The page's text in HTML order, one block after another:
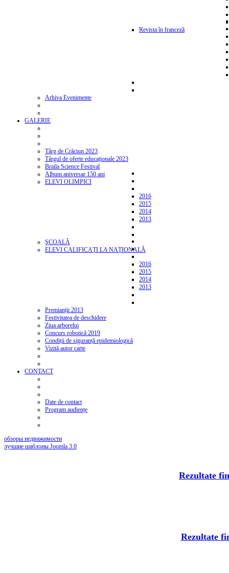
Revista în franceză
Arhiva Evenimente
GALERIE
Târg de Crăciun 2023
Târgul de oferte educaționale 2023
Braila Science Festival
Album aniversar 150 ani
ELEVI OLIMPICI
2016
2015
2014
2013
ŞCOALĂ
ELEVI CALIFICAȚI LA NAȚIONALĂ
2016
2015
2014
2013
Premianții 2013
Festivitatea de deschidere
Ziua arborelui
Concurs robotică 2019
Condiții de siguranță epidemiologică
Vizită autor carte
CONTACT
Date de contact
Program audiențe
обзоры недвижимости
лучшие шаблоны Joomla 3.0
Rezultate
Rezultate